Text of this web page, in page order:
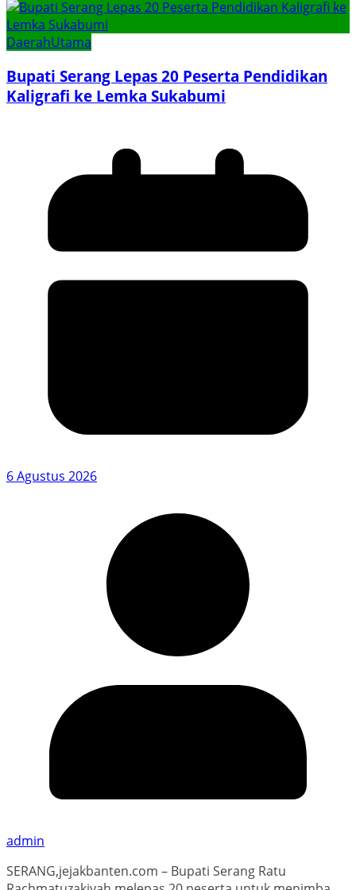
DaerahUtama
Bupati Serang Lepas 20 Peserta Pendidikan
Kaligrafi ke Lemka Sukabumi
6 Agustus 2026
admin
SERANG,jejakbanten.com – Bupati Serang Ratu